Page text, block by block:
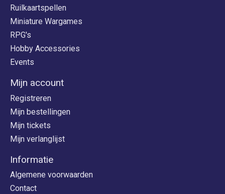
Ruilkaartspellen
Miniature Wargames
RPG's
Hobby Accessories
Events
Mijn account
Registreren
Mijn bestellingen
Mijn tickets
Mijn verlanglijst
Informatie
Algemene voorwaarden
Contact